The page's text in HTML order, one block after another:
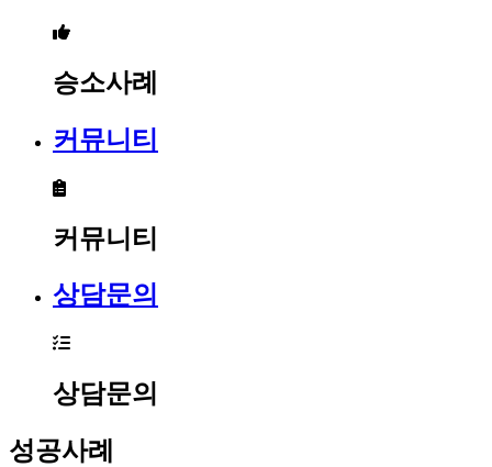
승소사례
커뮤니티
커뮤니티
상담문의
상담문의
성공사례